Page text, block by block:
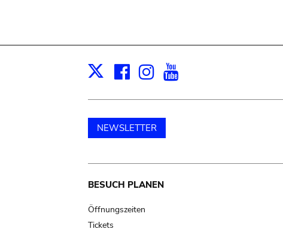
X Facebook
Instagram
NEWSLETTER
Main
navigation
BESUCH PLANEN
Öffnungszeiten
Tickets